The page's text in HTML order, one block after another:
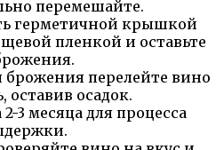
перемешайте.
герметичной крышкой
пленкой и оставьте
брожения перелейте вино
оставив осадок.
3 месяца для процесса